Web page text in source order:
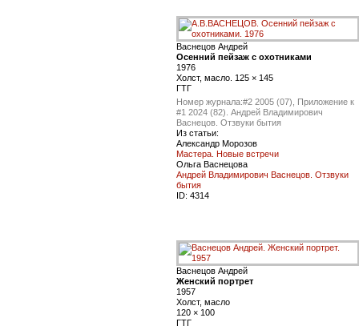
Васнецов Андрей
Осенний пейзаж с охотниками
1976
Холст, масло. 125 × 145
ГТГ
Номер журнала:#2 2005 (07), Приложение к
#1 2024 (82). Андрей Владимирович
Васнецов. Отзвуки бытия
Из статьи:
Александр Морозов
Мастера. Новые встречи
Ольга Васнецова
Андрей Владимирович Васнецов. Отзвуки
бытия
ID: 4314
Васнецов Андрей
Женский портрет
1957
Холст, масло
120 × 100
ГТГ